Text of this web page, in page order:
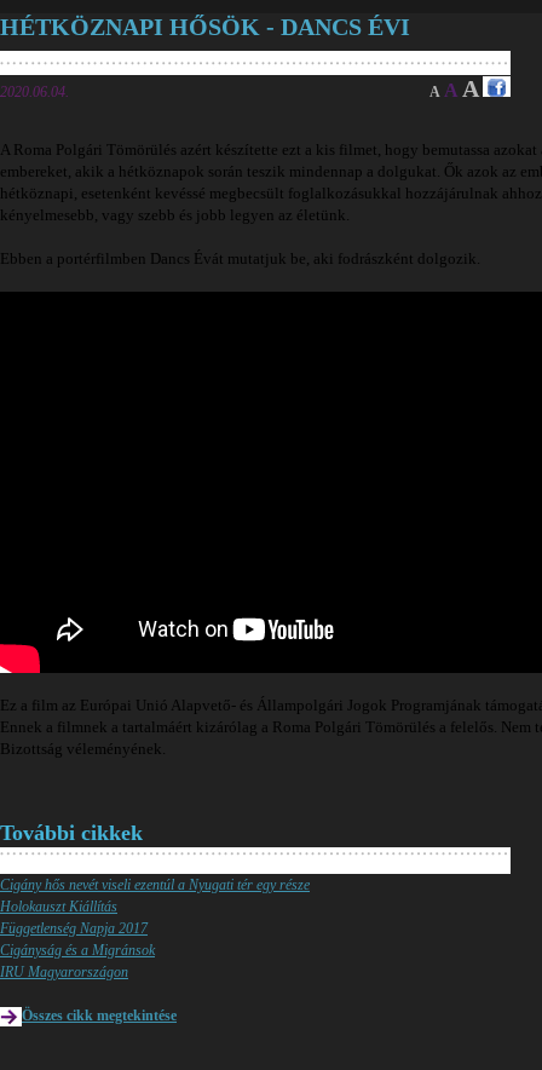
HÉTKÖZNAPI HŐSÖK - DANCS ÉVI
2020.06.04. A A A
A Roma Polgári Tömörülés azért készítette ezt a kis filmet, hogy bemutassa azokat
embereket, akik a hétköznapok során teszik mindennap a dolgukat. Ők azok az
hétköznapi, esetenként kevéssé megbecsült foglalkozásukkal hozzájárulnak
kényelmesebb, vagy szebb és jobb legyen az életünk.
Ebben a portérfilmben Dancs Évát mutatjuk be, aki fodrászként dolgozik.
Ez a film az Európai Unió Alapvető- és Állampolgári Jogok Programjának
Ennek a filmnek a tartalmáért kizárólag a Roma Polgári Tömörülés a felelős. Nem
Bizottság véleményének.
További cikkek
Cigány hős nevét viseli ezentúl a Nyugati tér egy része
Holokauszt Kiállítás
Függetlenség Napja 2017
Cigányság és a Migránsok
IRU Magyarországon
Összes cikk megtekintése